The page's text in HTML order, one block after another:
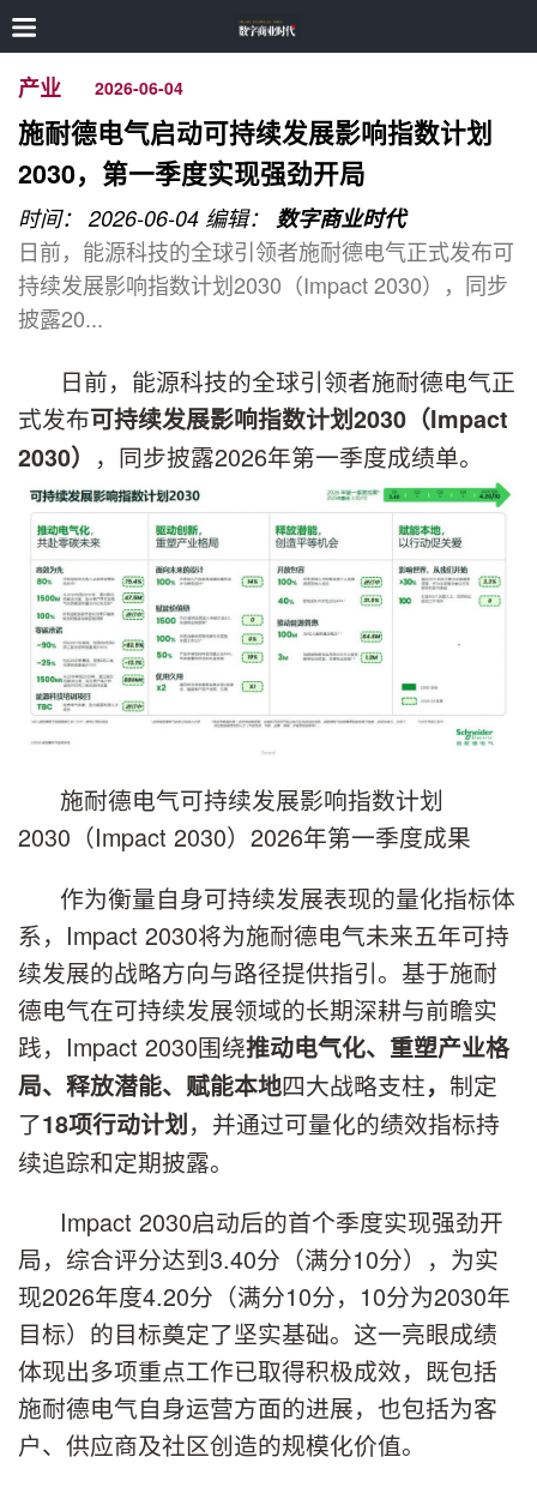
产业 2026-06-04
施耐德电气启动可持续发展影响指数计划
2030，第一季度实现强劲开局
时间： 2026-06-04 编辑： 数字商业时代
日前，能源科技的全球引领者施耐德电气正式发布可
持续发展影响指数计划2030（Impact 2030），同步
披露20...
日前，能源科技的全球引领者施耐德电气正
式发布可持续发展影响指数计划2030（Impact
2030） ，同步披露2026年第一季度成绩单。
施耐德电气可持续发展影响指数计划
2030（Impact 2030）2026年第一季度成果
作为衡量自身可持续发展表现的量化指标体
系，Impact 2030将为施耐德电气未来五年可持
续发展的战略方向与路径提供指引。基于施耐
德电气在可持续发展领域的长期深耕与前瞻实
践，Impact 2030围绕推动电气化、 重塑产业格
局、释放潜能、赋能本地四大战略支柱， 制定
了18项行动计划，并通过可量化的绩效指标持
续追踪和定期披露。
Impact 2030启动后的首个季度实现强劲开
局，综合评分达到3.40分（满分10分），为实
现2026年度4.20分（满分10分，10分为2030年
目标）的目标奠定了坚实基础。这一亮眼成绩
体现出多项重点工作已取得积极成效，既包括
施耐德电气自身运营方面的进展，也包括为客
户、供应商及社区创造的规模化价值。